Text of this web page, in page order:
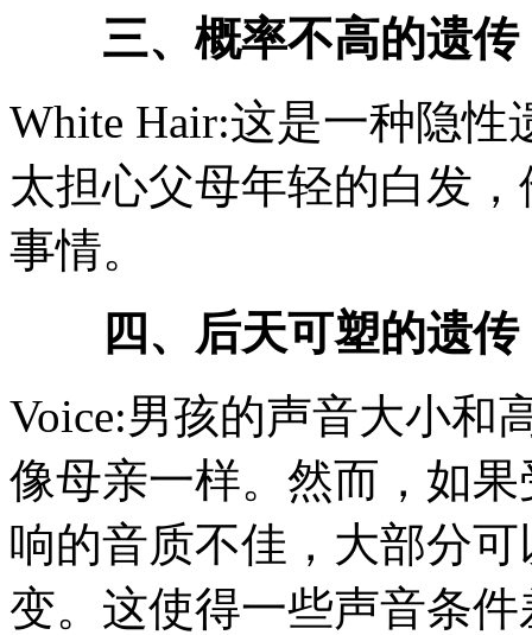
三、概率不高的遗传
White Hair:这是一种隐
太担心父母年轻的白发
事情。
四、后天可塑的遗传
Voice:男孩的声音大小和
像母亲一样。然而，如
响的音质不佳，大部分
变。这使得一些声音条